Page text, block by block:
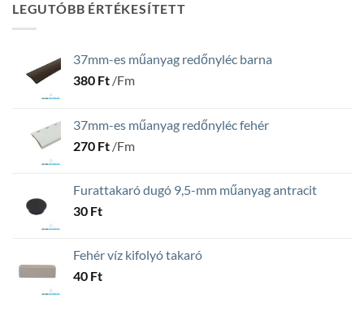
LEGUTÓBB ÉRTÉKESÍTETT
37mm-es műanyag redőnyléc barna
380 Ft /Fm
37mm-es műanyag redőnyléc fehér
270 Ft /Fm
Furattakaró dugó 9,5-mm műanyag antracit
30 Ft
Fehér víz kifolyó takaró
40 Ft